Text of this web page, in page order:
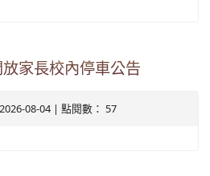
家長校內停車公告
08-04 | 點閱數： 57